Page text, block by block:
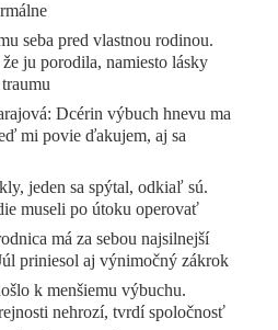
seba pred vlastnou rodinou.
ju porodila, namiesto lásky
Dcérin výbuch hnevu ma
mi povie ďakujem, aj sa
jeden sa spýtal, odkiaľ sú.
museli po útoku operovať
má za sebou najsilnejší
priniesol aj výnimočný zákrok
k menšiemu výbuchu.
nehrozí, tvrdí spoločnosť